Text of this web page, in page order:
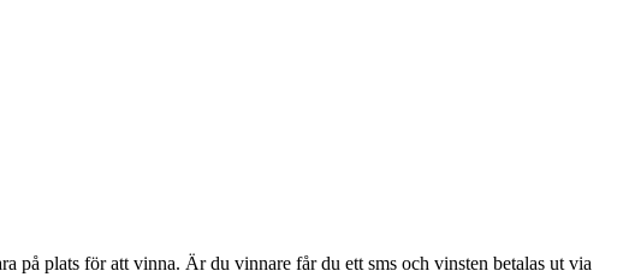
på plats för att vinna. Är du vinnare får du ett sms och vinsten betalas ut via